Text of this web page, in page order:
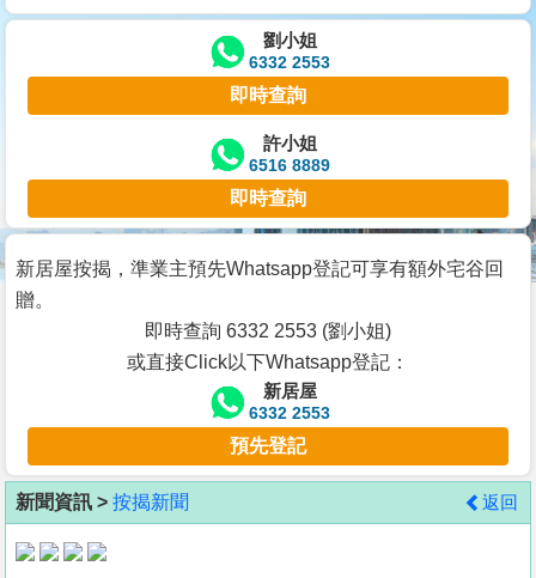
交
業
主
宅
谷
按
客
地
產
劉小姐
6332 2553
即時查詢
許小姐
6516 8889
即時查詢
新居屋按揭，準業主預先Whatsapp登記可享有額外宅谷回
贈。
即時查詢 6332 2553 (劉小姐)
或直接Click以下Whatsapp登記：
新居屋
6332 2553
預先登記
新聞資訊 > 按揭新聞 返回